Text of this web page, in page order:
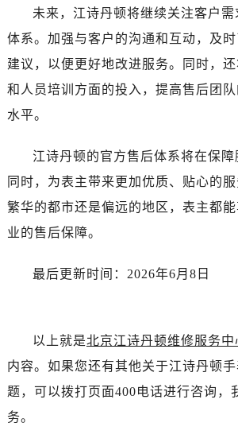
未来，江诗丹顿将继续关注客户
体系。加强与客户的沟通和互动，及
建议，以便更好地改进服务。同时，
和人员培训方面的投入，提高售后团
水平。
江诗丹顿的官方售后体系将在保
同时，为表主带来更加优质、贴心的
繁华的都市还是偏远的地区，表主都
业的售后保障。
最后更新时间：2026年6月8日
以上就是北京江诗丹顿维修服务中
内容。如果您还有其他关于江诗丹顿
题，可以拨打页面400电话进行咨询，
务。